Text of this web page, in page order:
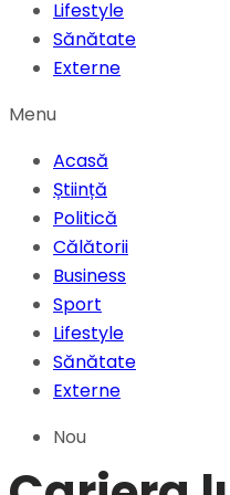
Lifestyle
Sănătate
Externe
Menu
Acasă
Știință
Politică
Călătorii
Business
Sport
Lifestyle
Sănătate
Externe
Nou